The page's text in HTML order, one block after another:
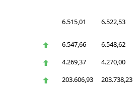
6.515,01 6.522,53
6.547,66 6.548,62
4.269,37 4.270,00
203.606,93 203.738,23